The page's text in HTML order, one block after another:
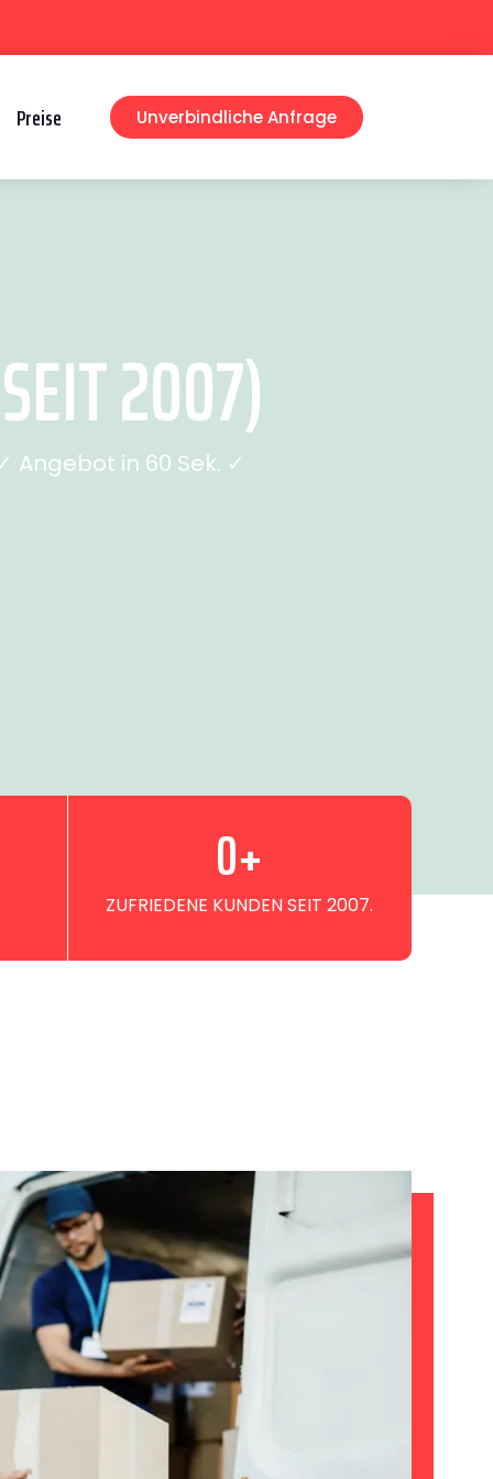
Preise Unverbindliche Anfrage
2007)
Angebot in 60 Sek. ✓
ZUFRIEDENE KUNDEN SEIT 2007.
0+